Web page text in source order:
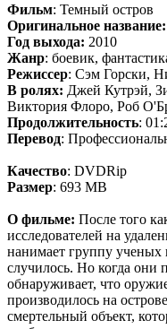
Фильм: Темный остров
Оригинальное название:
Год выхода: 2010
Жанр: боевик,
Режиссер: Сэм Горски,
В ролях: Джей Кутрэй,
Виктория Флоро, Роб
Продолжительность:
Перевод:
Качество: DVDRip
Размер: 693 MB
О фильме: После того
исследователей на
нанимает группу ученых
случилось. Но когда они
обнаруживает, что
производилось на
смертельный объект,